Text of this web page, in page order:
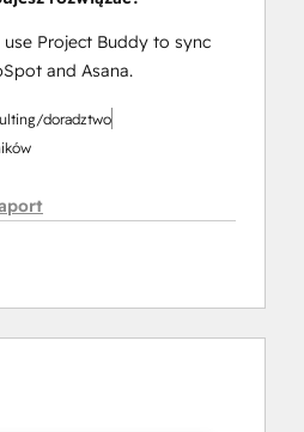
Project Buddy to sync
and Asana.
doradztwo